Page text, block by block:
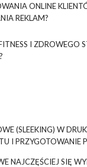
ONLINE
REKLAM?
I ZDROWEGO
(SLEEKING) W
I PRZYGOTOWANIE
NAJCZĘŚCIEJ SIĘ